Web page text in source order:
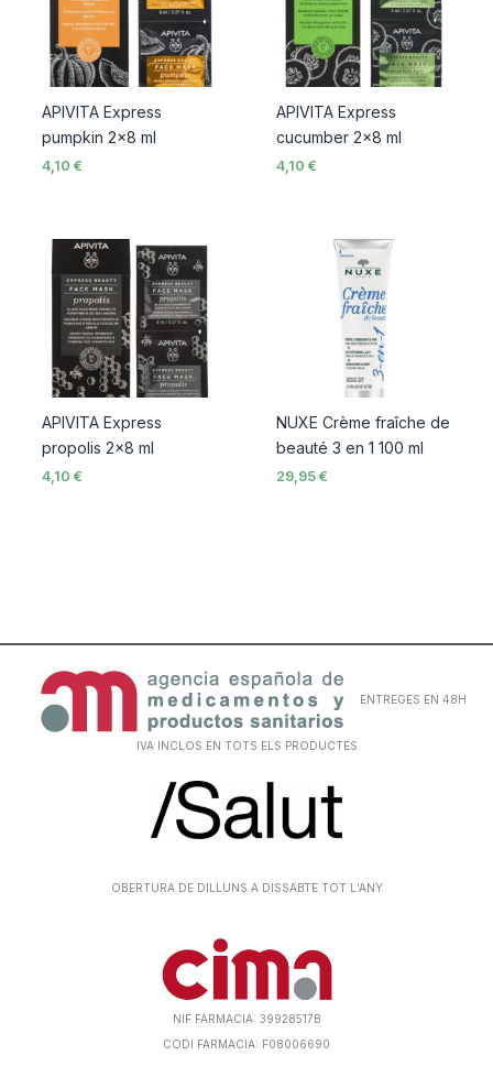
APIVITA Express
pumpkin 2×8 ml
4,10€
APIVITA Express
cucumber 2×8 ml
4,10 €
APIVITA Express
propolis 2×8 ml
4,10€
NUXE Crème fraîche de
beauté 3 en 1 100 ml
29,95 €
ENTREGES EN 48H
IVA INCLOS EN TOTS ELS PRODUCTES
OBERTURA DE DILLUNS A DISSABTE TOT L’ANY
NIF FARMACIA: 39928517B
CODI FARMACIA: F08006690